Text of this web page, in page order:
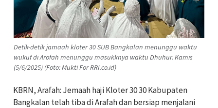
Detik-detik jamaah kloter 30 SUB Bangkalan menunggu waktu
wukuf di Arofah menunggu masukknya waktu Dhuhur. Kamis
(5/6/2025) (Foto: Mukti For RRI.co.id)
KBRN, Arafah: Jemaah haji Kloter 30 30 Kabupaten
Bangkalan telah tiba di Arafah dan bersiap menjalani